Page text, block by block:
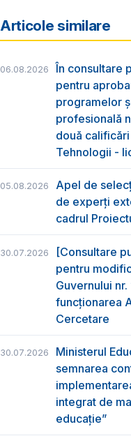
Articole similare
06.08.2026
În consultare
pentru
programelor
profesională
două
Tehnologii -
05.08.2026
Apel de
de experți
cadrul
30.07.2026
[Consultare
pentru
Guvernului
funcţionarea
Cercetare
30.07.2026
Ministerul
semnarea
integrat de
educație”